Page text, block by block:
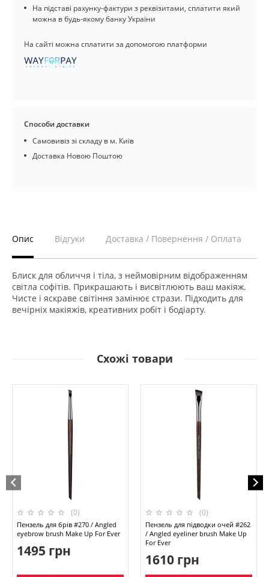
На підставі рахунку-фактури з реквізитами, сплатити який
можна в будь-якому банку України
На сайті можна сплатити за допомогою платформи
Способи доставки
Самовивіз зі складу в м. Київ
Доставка Новою Поштою
Опис Відгуки Доставка / Повернення / Оплата
Блиск для обличчя і тіла, з неймовірним відображенням
світла софітів. Прикрашають і висвітлюють ваш макіяж.
Чисте і яскраве світіння замінює стрази. Підходить для
вечірніх макіяжів, креативних робіт і бодіарту.
Схожі товари
(0)
Пензель для брів #270 / Angled
eyebrow brush Make Up For Ever
1495 грн
(0)
Пензель для підводки очей #262
/ Angled eyeliner brush Make Up
For Ever
1610 грн